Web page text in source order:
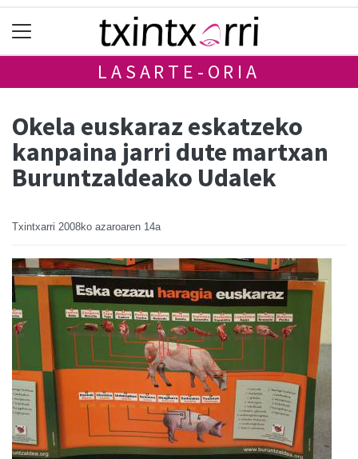
LASARTE-ORIA
Okela euskaraz eskatzeko
kanpaina jarri dute martxan
Buruntzaldeako Udalek
Txintxarri 2008ko azaroaren 14a